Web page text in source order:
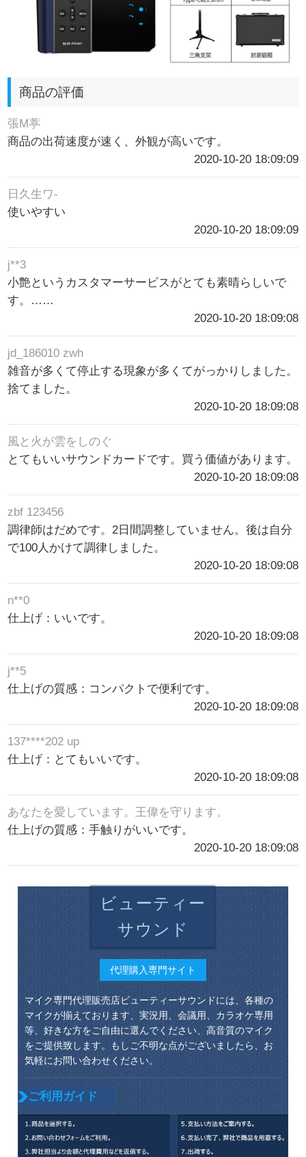
商品の評価
張M葶
商品の出荷速度が速く、外観が高いです。
2020-10-20 18:09:09
日久生ワ-
使いやすい
2020-10-20 18:09:09
j**3
小艶というカスタマーサービスがとても素晴らしいで
す。……
2020-10-20 18:09:08
jd_186010 zwh
雑音が多くて停止する現象が多くてがっかりしました。
捨てました。
2020-10-20 18:09:08
風と火が雲をしのぐ
とてもいいサウンドカードです。買う価値があります。
2020-10-20 18:09:08
zbf 123456
調律師はだめです。2日間調整していません。後は自分
で100人かけて調律しました。
2020-10-20 18:09:08
n**0
仕上げ：いいです。
2020-10-20 18:09:08
j**5
仕上げの質感：コンパクトで便利です。
2020-10-20 18:09:08
137****202 up
仕上げ：とてもいいです。
2020-10-20 18:09:08
あなたを愛しています。王偉を守ります。
仕上げの質感：手触りがいいです。
2020-10-20 18:09:08
ビューティー
サウンド
代理購入専門サイト
マイク専門代理販売店ビューティーサウンドには、各種の
マイクが揃えております、実況用、会議用、カラオケ専用
等、好きな方をご自由に選んでください、高音質のマイク
をご提供致します。もしご不明な点がございましたら、お
気軽にお問い合わせください。
ご利用ガイド